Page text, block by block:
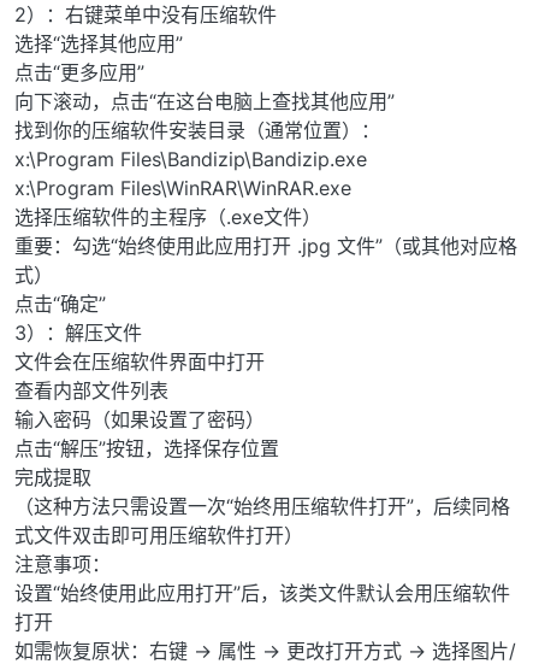
2）：右键菜单中没有压缩软件
选择“选择其他应用”
点击“更多应用”
向下滚动，点击“在这台电脑上查找其他应用”
找到你的压缩软件安装目录（通常位置）：
x:\Program Files\Bandizip\Bandizip.exe
x:\Program Files\WinRAR\WinRAR.exe
选择压缩软件的主程序（.exe文件）
重要：勾选“始终使用此应用打开 .jpg 文件”（或其他对应格
式）
点击“确定”
3）：解压文件
文件会在压缩软件界面中打开
查看内部文件列表
输入密码（如果设置了密码）
点击“解压”按钮，选择保存位置
完成提取
（这种方法只需设置一次“始终用压缩软件打开”，后续同格
式文件双击即可用压缩软件打开）
注意事项：
设置“始终使用此应用打开”后，该类文件默认会用压缩软件
打开
如需恢复原状：右键 → 属性 → 更改打开方式 → 选择图片/